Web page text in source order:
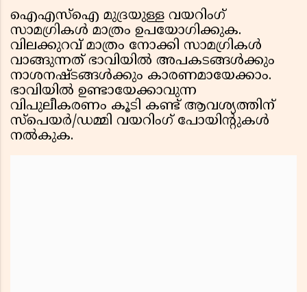
ഐഎസ്‌ഐ മുദ്രയുള്ള വയറിംഗ്
സാമഗ്രികൾ മാത്രം ഉപയോഗിക്കുക.
വിലക്കുറവ് മാത്രം നോക്കി സാമഗ്രികൾ
വാങ്ങുന്നത് ഭാവിയിൽ അപകടങ്ങൾക്കും
നാശനഷ്ടങ്ങൾക്കും കാരണമായേക്കാം.
ഭാവിയിൽ ഉണ്ടായേക്കാവുന്ന
വിപുലീകരണം കൂടി കണ്ട് ആവശ്യത്തിന്
സ്പെയർ/ഡമ്മി വയറിംഗ് പോയിന്റുകൾ
നൽകുക.